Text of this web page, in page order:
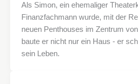
Als Simon, ein ehemaliger
Finanzfachmann wurde, mit der
neuen Penthouses im Zentrum
baute er nicht nur ein Haus - er
sein Leben.